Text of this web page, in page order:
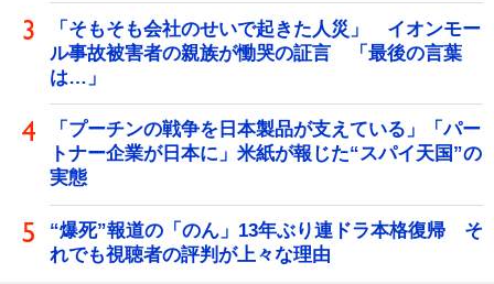
「そもそも会社のせいで起きた人災」 イオンモー
ル事故被害者の親族が慟哭の証言 「最後の言葉
は…」
「プーチンの戦争を日本製品が支えている」「パー
トナー企業が日本に」米紙が報じた“スパイ天国”の
実態
“爆死”報道の「のん」13年ぶり連ドラ本格復帰 そ
れでも視聴者の評判が上々な理由